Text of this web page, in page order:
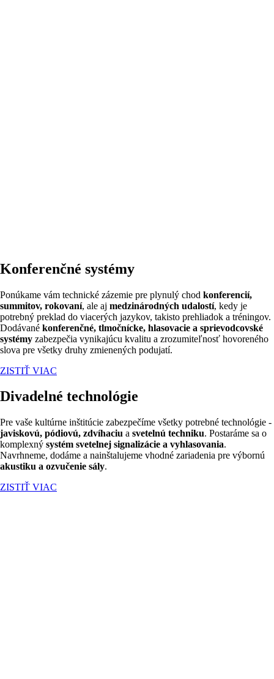
Konferenčné systémy
Ponúkame vám technické zázemie pre plynulý chod konferencií,
summitov, rokovaní, ale aj medzinárodných udalostí, kedy je
potrebný preklad do viacerých jazykov, takisto prehliadok a tréningov.
Dodávané konferenčné, tlmočnícke, hlasovacie a sprievodcovské
systémy zabezpečia vynikajúcu kvalitu a zrozumiteľnosť hovoreného
slova pre všetky druhy zmienených podujatí.
ZISTIŤ VIAC
Divadelné technológie
Pre vaše kultúrne inštitúcie zabezpečíme všetky potrebné technológie -
javiskovú, pódiovú, zdvíhaciu a svetelnú techniku. Postaráme sa o
komplexný systém svetelnej signalizácie a vyhlasovania.
Navrhneme, dodáme a nainštalujeme vhodné zariadenia pre výbornú
akustiku a ozvučenie sály.
ZISTIŤ VIAC